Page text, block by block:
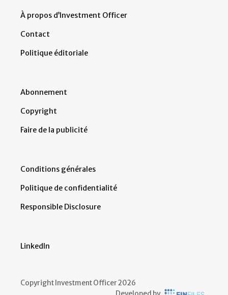
À propos d’Investment Officer
Contact
Politique éditoriale
Abonnement
Copyright
Faire de la publicité
Conditions générales
Politique de confidentialité
Responsible Disclosure
LinkedIn
Copyright Investment Officer 2026